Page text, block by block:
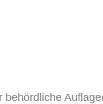
behördliche